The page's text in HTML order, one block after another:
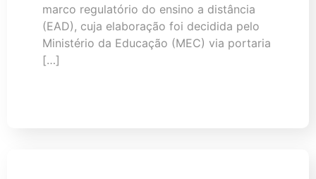
marco regulatório do ensino a distância
(EAD), cuja elaboração foi decidida pelo
Ministério da Educação (MEC) via portaria
[…]